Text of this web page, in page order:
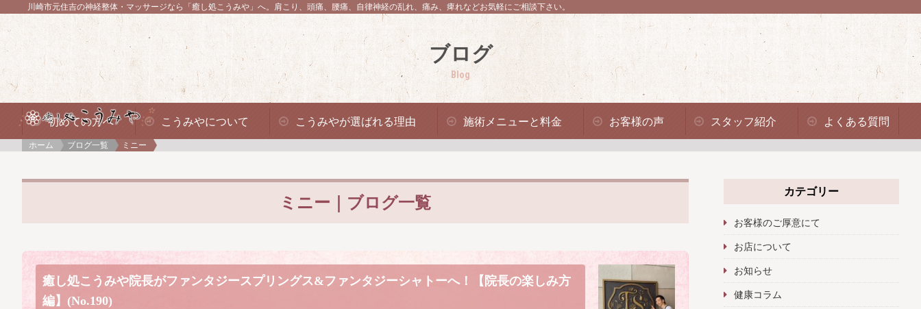
川崎市元住吉の神経整体・マッサージなら「癒し処こうみや」へ。 肩こり、頭痛、腰痛、自律神経の乱れ、痛み、痺れなどお気軽にご相談下さい。
ブログ
Blog
初めての方へ こうみやについて こうみやが選ばれる理由 施術メニューと料金 お客様の声 スタッフ紹介 よくある質問
ホーム ブログ一覧 ミニー
ミニー｜ブログ一覧
癒し処こうみや院長がファンタジースプリングス&ファンタジーシャトーへ！【院長の楽しみ方
編】(No.190)
カテゴリー
お客様のご厚意にて
お店について
お知らせ
健康コラム